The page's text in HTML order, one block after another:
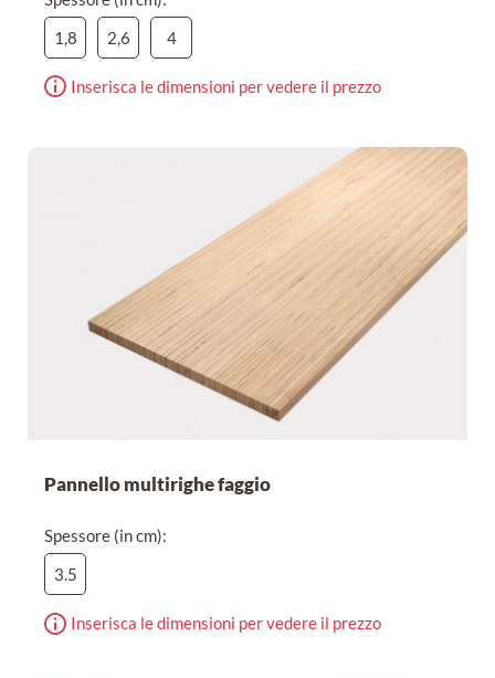
1,8
2,6 4
Inserisca le dimensioni per vedere il prezzo
Pannello multirighe faggio
Spessore (in cm):
3.5
Inserisca le dimensioni per vedere il prezzo